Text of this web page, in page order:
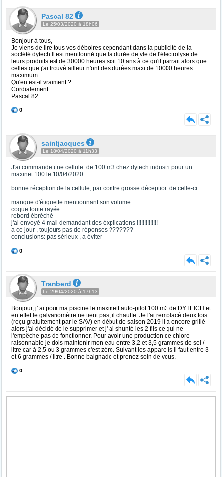
Pascal 82
Le 25/03/2020 à 18h06
Bonjour à tous,
Je viens de lire tous vos déboires cependant dans la publicité de la
société dytech il est mentionné que la durée de vie de l'électrolyse de
leurs produits est de 30000 heures soit 10 ans à ce qu'il parrait alors que
celles que j'ai trouvé ailleur n'ont des durées maxi de 10000 heures
maximum.
Qu'en est-il vraiment ?
Cordialement.
Pascal 82.
0
saintjacques
Le 18/04/2020 à 11h33
J'ai commande une cellule de 100 m3 chez dytech industri pour un
maxinet 100 le 10/04/2020
bonne réception de la cellule; par contre grosse déception de celle-ci :
manque d'étiquette mentionnant son volume
coque toute rayée
rebord ébréché
j'ai envoyé 4 mail demandant des éxplications !!!!!!!!!!!!!!
a ce jour , toujours pas de réponses ???????
conclusions: pas sérieux , a éviter
0
Tranberd
Le 29/04/2020 à 17h13
Bonjour, j' ai pour ma piscine le maxinett auto-pilot 100 m3 de DYTEICH et
en effet le galvanomètre ne tient pas, il chauffe. Je l'ai remplacé deux fois
(reçu gratuitement par le SAV) en début de saison 2019 il a encore grillé
alors j'ai décidé de le supprimer et j' ai shunté les 2 fils ce qui ne
l'empêche pas de fonctionner. Pour avoir une production de chlore
raisonnable je dois maintenir mon eau entre 3,2 et 3,5 grammes de sel /
litre car à 2,5 ou 3 grammes c'est zéro. Suivant les appareils il faut entre 3
et 6 grammes / litre . Bonne baignade et prenez soin de vous.
0